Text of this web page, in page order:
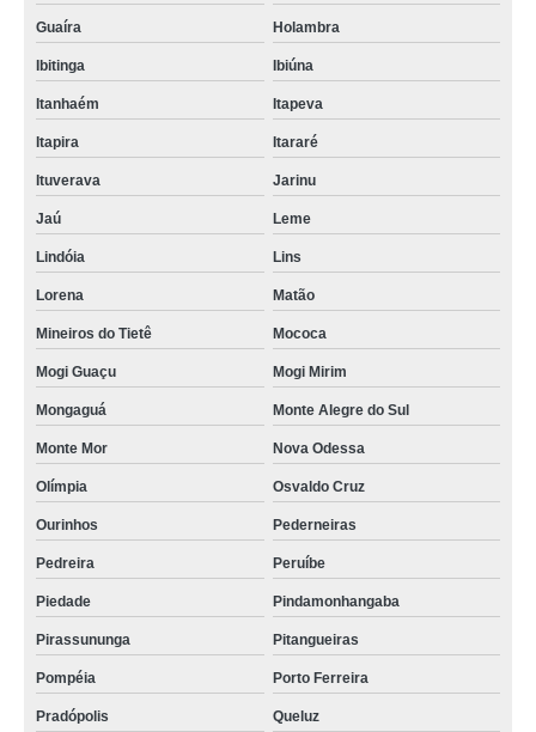
Guaíra Holambra
Ibitinga Ibiúna
Itanhaém Itapeva
Itapira Itararé
Ituverava Jarinu
Jaú Leme
Lindóia Lins
Lorena Matão
Mineiros do Tietê Mococa
Mogi Guaçu Mogi Mirim
Mongaguá Monte Alegre do Sul
Monte Mor Nova Odessa
Olímpia Osvaldo Cruz
Ourinhos Pederneiras
Pedreira Peruíbe
Piedade Pindamonhangaba
Pirassununga Pitangueiras
Pompéia Porto Ferreira
Pradópolis Queluz